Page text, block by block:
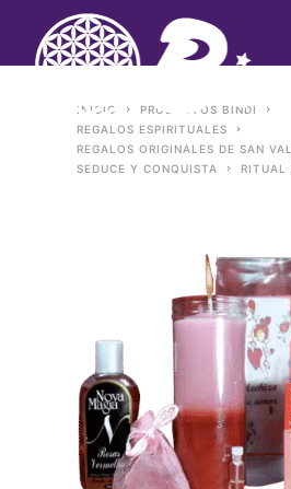
INICIO
PRODUCTOS BINDI
REGALOS ESPIRITUALES
REGALOS ORIGINALES DE SAN
SEDUCE Y CONQUISTA